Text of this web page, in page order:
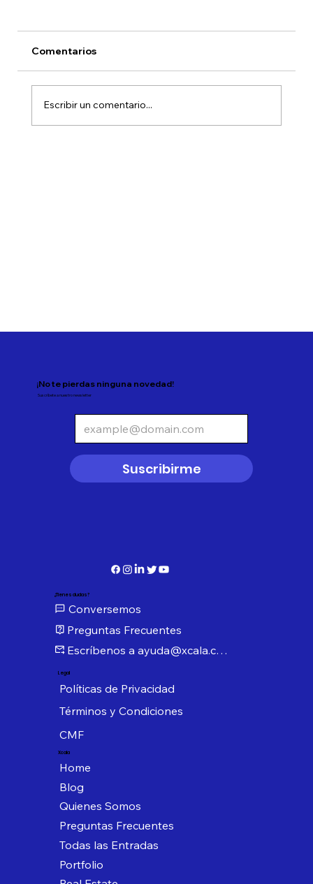
Comentarios
Escribir un comentario...
¿Tienes dudas?
Conversemos
Preguntas Frecuentes
Escríbenos a ayuda@xcala.com
Legal
Políticas de Privacidad
Términos y Condiciones
CMF
Xcala
Home
Blog
Quienes Somos
Preguntas Frecuentes
Todas las Entradas
Portfolio
¡No te pierdas ninguna novedad!
Suscríbete a nuestro newsletter
Suscribirme